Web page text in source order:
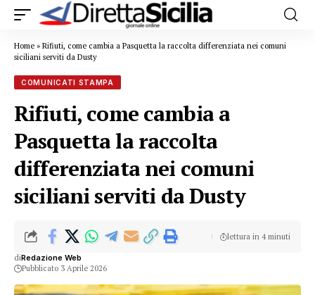
Home » Rifiuti, come cambia a Pasquetta la raccolta differenziata nei comuni
siciliani serviti da Dusty
COMUNICATI STAMPA
Rifiuti, come cambia a
Pasquetta la raccolta
differenziata nei comuni
siciliani serviti da Dusty
diRedazione Web
Pubblicato 3 Aprile 2026
lettura in 4 minuti